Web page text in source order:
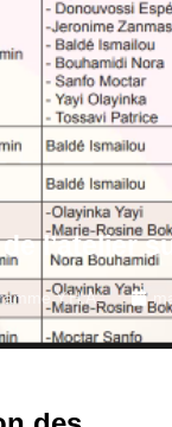
l’atelier
Y.H.A.